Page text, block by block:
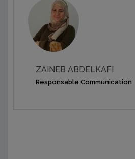
ZAINEB ABDELKAFI
Responsable Communication